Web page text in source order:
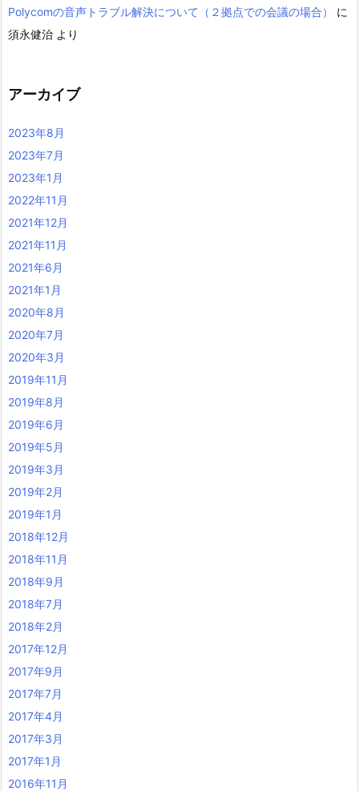
Polycomの音声トラブル解決について（２拠点での会議の場合）
に
須永健治 より
アーカイブ
2023年8月
2023年7月
2023年1月
2022年11月
2021年12月
2021年11月
2021年6月
2021年1月
2020年8月
2020年7月
2020年3月
2019年11月
2019年8月
2019年6月
2019年5月
2019年3月
2019年2月
2019年1月
2018年12月
2018年11月
2018年9月
2018年7月
2018年2月
2017年12月
2017年9月
2017年7月
2017年4月
2017年3月
2017年1月
2016年11月